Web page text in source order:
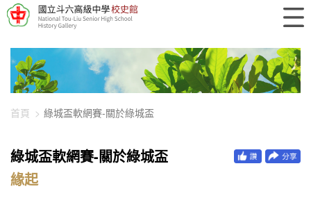
448-1031
首頁 綠城盃軟網賽-關於綠城盃
綠城盃軟網賽-關於綠城盃
緣起